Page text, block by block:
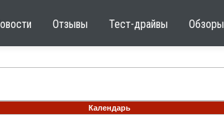
Отзывы Тест-драйвы Обзоры
Календарь